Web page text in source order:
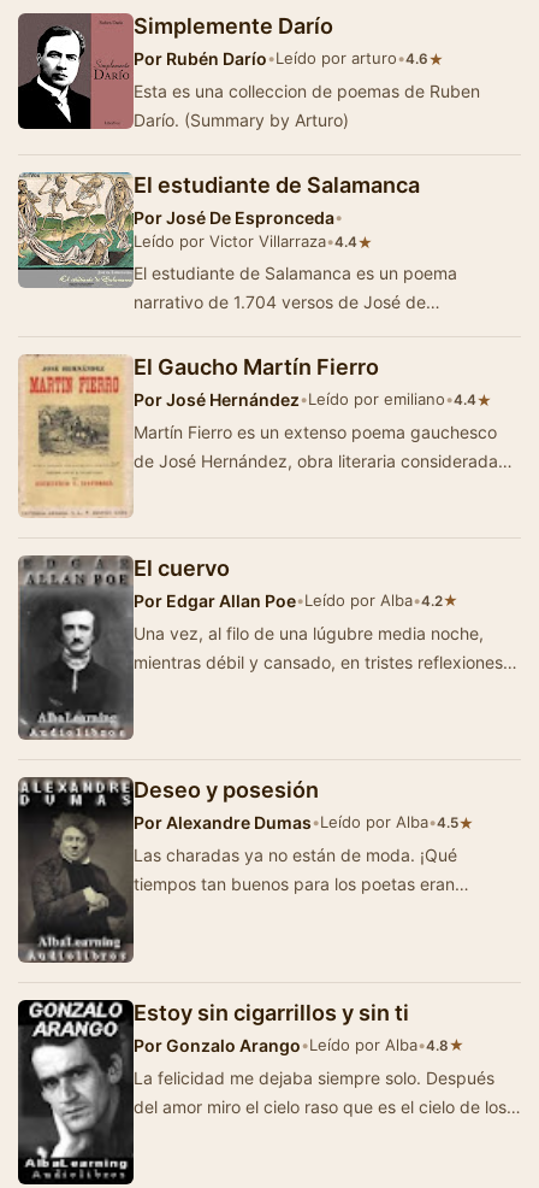
Simplemente Darío
Por Rubén Darío•Leído por arturo•4.6★
Esta es una colleccion de poemas de Ruben
Darío. (Summary by Arturo)
El estudiante de Salamanca
PorJosé De Espronceda•
Leído por Victor Villarraza•4.4★
El estudiante de Salamanca es un poema
narrativo de 1.704 versos de José de
El Gaucho Martín Fierro
PorJosé Hernández•Leído por emiliano•4.4★
Martín Fierro es un extenso poema gauchesco
de José Hernández, obra literaria considerada
El cuervo
Por Edgar Allan Poe•Leído por Alba•4.2★
Una vez, al filo de una lúgubre media noche,
mientras débil y cansado, en tristes reflexiones
Deseo y posesión
PorAlexandre Dumas•Leído por Alba•4.5★
Las charadas ya no están de moda. ¡Qué
tiempos tan buenos para los poetas eran
Estoy sin cigarrillos y sin ti
PorGonzalo Arango•Leído por Alba•4.8★
La felicidad me dejaba siempre solo. Después
del amor miro el cielo raso que es el cielo de los